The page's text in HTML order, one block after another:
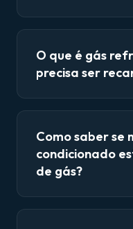
O que é gás
precisa ser
Como saber se
condicionado
de gás?